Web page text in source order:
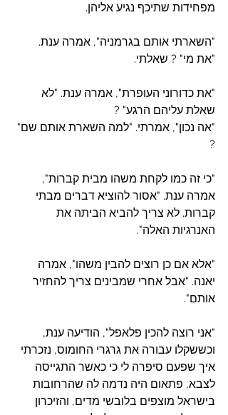
מפחידות שתיכף נגיע אליהן.
"השארתי אותם בגרמניה", אמרה ענת.
"את מי" ? שאלתי.
"את כדורוני העופרת", אמרה ענת. "לא
שאלת עליהם הרגע" ?
"אה נכון", אמרתי. "למה השארת אותם שם"
?
"כי זה כמו לקחת משהו מבית קברות",
אמרה ענת. "אסור להוציא דברים מבתי
קברות. לא צריך להביא הביתה את
האנרגיות האלה".
"אלא אם כן רוצים להבין משהו", אמרה
יאנה. "אבל אחרי שמבינים צריך להחזיר
אותם".
"אני רוצה להכין פלאפל", הודיעה ענת,
וכששקלו עבורה את גרגרי החומוס, נזכרתי
איך שפעם סיפרה לי כי כאשר התגייסה
לצבא, פתאום היה נדמה לה שהרחובות
בישראל מוצפים בלובשי מדים, והזיכרון